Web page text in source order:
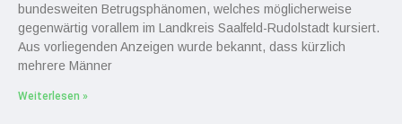
bundesweiten Betrugsphänomen, welches möglicherweise
gegenwärtig vorallem im Landkreis Saalfeld-Rudolstadt kursiert.
Aus vorliegenden Anzeigen wurde bekannt, dass kürzlich
mehrere Männer
Weiterlesen »